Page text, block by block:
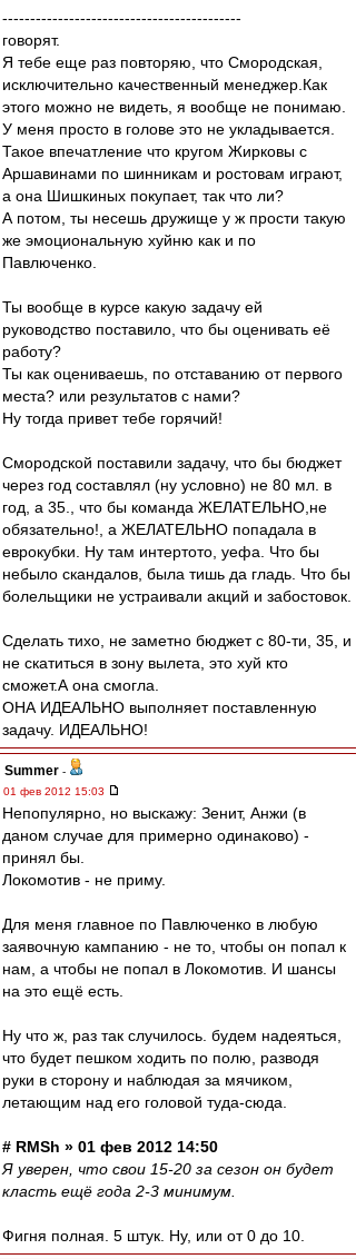
-------------------------------------------
говорят.
Я тебе еще раз повторяю, что Смородская,
исключительно качественный менеджер.Как
этого можно не видеть, я вообще не понимаю.
У меня просто в голове это не укладывается.
Такое впечатление что кругом Жирковы с
Аршавинами по шинникам и ростовам играют,
а она Шишкиных покупает, так что ли?
А потом, ты несешь дружище у ж прости такую
же эмоциональную хуйню как и по
Павлюченко.
Ты вообще в курсе какую задачу ей
руководство поставило, что бы оценивать её
работу?
Ты как оцениваешь, по отставанию от первого
места? или результатов с нами?
Ну тогда привет тебе горячий!
Смородской поставили задачу, что бы бюджет
через год составлял (ну условно) не 80 мл. в
год, а 35., что бы команда ЖЕЛАТЕЛЬНО,не
обязательно!, а ЖЕЛАТЕЛЬНО попадала в
еврокубки. Ну там интертото, уефа. Что бы
небыло скандалов, была тишь да гладь. Что бы
болельщики не устраивали акций и забостовок.
Сделать тихо, не заметно бюджет с 80-ти, 35, и
не скатиться в зону вылета, это хуй кто
сможет.А она смогла.
ОНА ИДЕАЛЬНО выполняет поставленную
задачу. ИДЕАЛЬНО!
Summer -
01 фев 2012 15:03
Непопулярно, но выскажу: Зенит, Анжи (в
даном случае для примерно одинаково) -
принял бы.
Локомотив - не приму.
Для меня главное по Павлюченко в любую
заявочную кампанию - не то, чтобы он попал к
нам, а чтобы не попал в Локомотив. И шансы
на это ещё есть.
Ну что ж, раз так случилось. будем надеяться,
что будет пешком ходить по полю, разводя
руки в сторону и наблюдая за мячиком,
летающим над его головой туда-сюда.
# RMSh » 01 фев 2012 14:50
Я уверен, что свои 15-20 за сезон он будет
класть ещё года 2-3 минимум.
Фигня полная. 5 штук. Ну, или от 0 до 10.